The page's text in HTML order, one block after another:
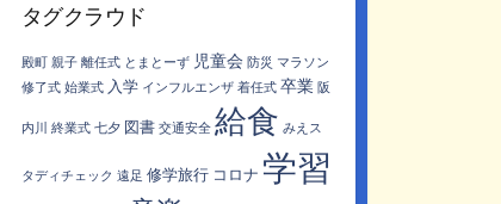
イ
タグクラウド
殿町 親子 離任式 とまとーず 児童会 防災 マラソン
修了式 始業式 入学 インフルエンザ 着任式 卒業 阪
内川 終業式 七夕 図書 交通安全 給食 みえス
タディチェック 遠足 修学旅行 コロナ 学習